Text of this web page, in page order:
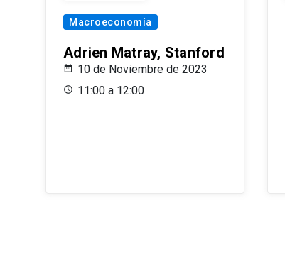
Macroeconomía
Adrien Matray, Stanford
10 de Noviembre de 2023
11:00 a 12:00